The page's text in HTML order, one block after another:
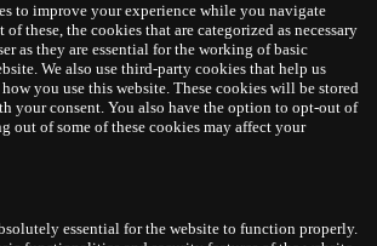
to improve your experience while you navigate
these, the cookies that are categorized as necessary
as they are essential for the working of basic
We also use third-party cookies that help us
you use this website. These cookies will be stored
your consent. You also have the option to opt-out of
out of some of these cookies may affect your
essential for the website to function properly.